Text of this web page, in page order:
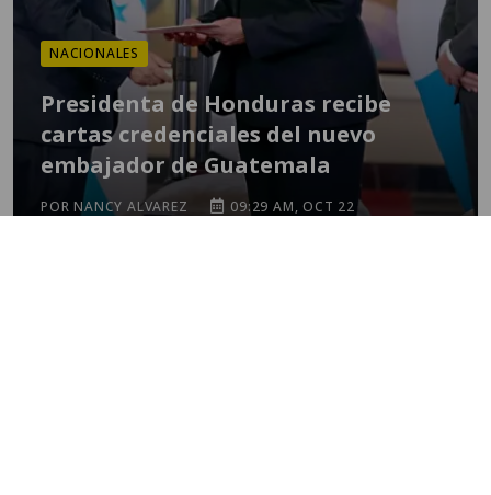
NACIONALES
Presidenta de Honduras recibe
cartas credenciales del nuevo
embajador de Guatemala
POR NANCY ALVAREZ 09:29 AM, OCT 22